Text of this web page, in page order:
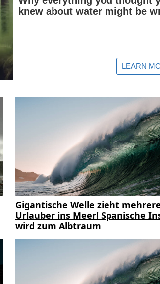
Gigantische Welle zieht mehrere
Urlauber ins Meer! Spanische
wird zum Albtraum